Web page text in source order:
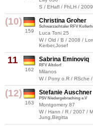
S / EHafl / FhLH /
(10)
159
Christina Groher
Schwarzachtaler RFV
Luca Toni 25
W / Old / B / 2008 /
Kerber,Josef
11
162
Sabrina Eminoviq
RFV Altdorf
Milanos
W / Pony o.R / RSche
(12)
163
Stefanie Auschner
PSV Niedergebraching e.V
Montgomery 87
W / Hann / R / 2007 /
Jung,Birgitta